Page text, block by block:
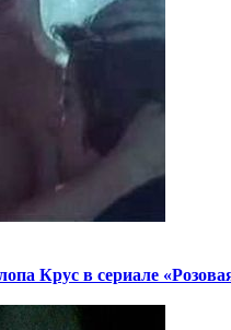
Крус в сериале